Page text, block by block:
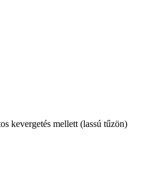
kevergetés mellett (lassú tűzön)